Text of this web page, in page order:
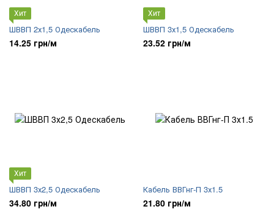
Хит
ШВВП 2х1,5 Одескабель
14.25 грн/м
Хит
ШВВП 3х1,5 Одескабель
23.52 грн/м
Хит
ШВВП 3х2,5 Одескабель
34.80 грн/м
Кабель ВВГнг-П 3х1.5
21.80 грн/м